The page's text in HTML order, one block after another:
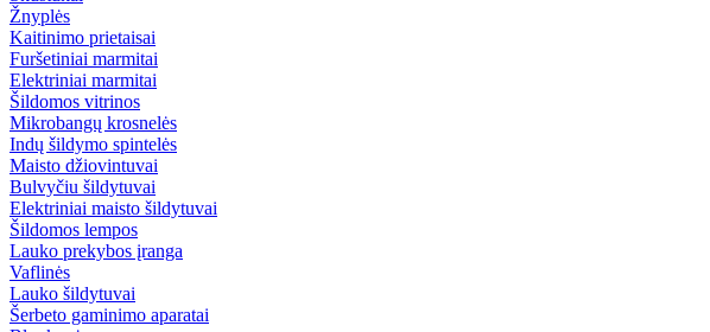
Žnyplės
Kaitinimo prietaisai
Furšetiniai marmitai
Elektriniai marmitai
Šildomos vitrinos
Mikrobangų krosnelės
Indų šildymo spintelės
Maisto džiovintuvai
Bulvyčiu šildytuvai
Elektriniai maisto šildytuvai
Šildomos lempos
Lauko prekybos įranga
Vaflinės
Lauko šildytuvai
Šerbeto gaminimo aparatai